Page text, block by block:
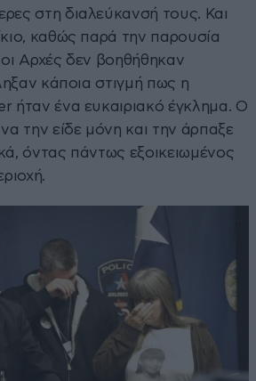
στη διαλεύκανσή τους. Και
καθώς παρά την παρουσία
Αρχές δεν βοηθήθηκαν
κάποια στιγμή πως η
ήταν ένα ευκαιριακό έγκλημα. Ο
την είδε μόνη και την άρπαξε
όντας πάντως εξοικειωμένος